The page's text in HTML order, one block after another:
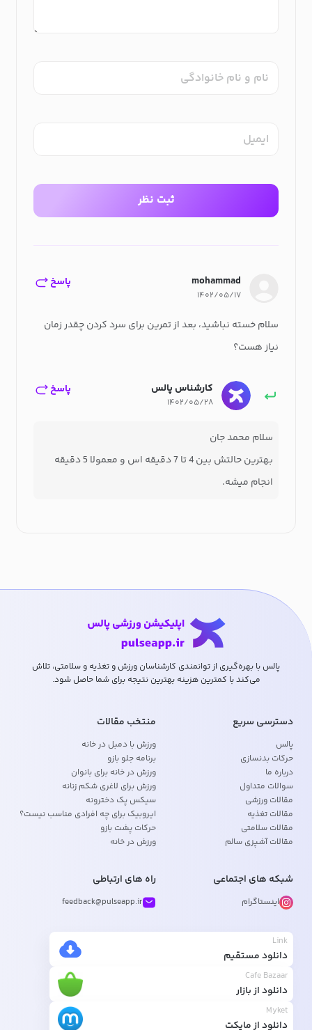
نام و نام خانوادگی
ایمیل
ثبت نظر
mohammad
۱۴۰۲/۰۵/۱۷
پاسخ
سلام خسته نباشید، بعد از تمرین برای سرد کردن چقدر زمان
نیاز هست؟
کارشناس پالس
۱۴۰۲/۰۵/۲۸
پاسخ
سلام محمد جان
بهترین حالتش بین 4 تا 7 دقیقه اس و معمولا 5 دقیقه
انجام میشه.
پالس با بهره‌گیری از توانمندی کارشناسان ورزش و تغذیه و سلامتی، تلاش
می‌کند با کمترین هزینه بهترین نتیجه برای شما حاصل شود.
دسترسی سریع
پالس
حرکات بدنسازی
درباره ما
سوالات متداول
مقالات ورزشی
مقالات تغذیه
مقالات سلامتی
مقالات آشپزی سالم
منتخب مقالات
ورزش با دمبل در خانه
برنامه جلو بازو
ورزش در خانه برای بانوان
ورزش برای لاغری شکم زنانه
سیکس پک دخترونه
ایروبیک برای چه افرادی مناسب نیست؟
حرکات پشت بازو
ورزش در خانه
شبکه های اجتماعی
اینستاگرام
راه های ارتباطی
feedback@pulseapp.ir
Link
دانلود مستقیم
Cafe Bazaar
دانلود از بازار
Myket
دانلود از مایکت